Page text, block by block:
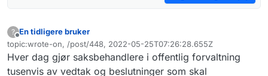
?
Frakoblet
En tidligere bruker
topic:wrote-on, /post/448, 2022-05-25T07:26:28.655Z
Sist endret av
Hver dag gjør saksbehandlere i offentlig forvaltning
tusenvis av vedtak og beslutninger som skal